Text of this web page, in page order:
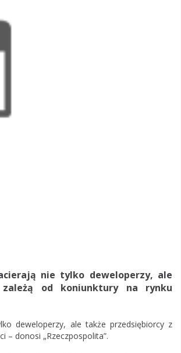
nie tylko deweloperzy, ale
od koniunktury na rynku
deweloperzy, ale także przedsiębiorcy z
– donosi „Rzeczpospolita”.